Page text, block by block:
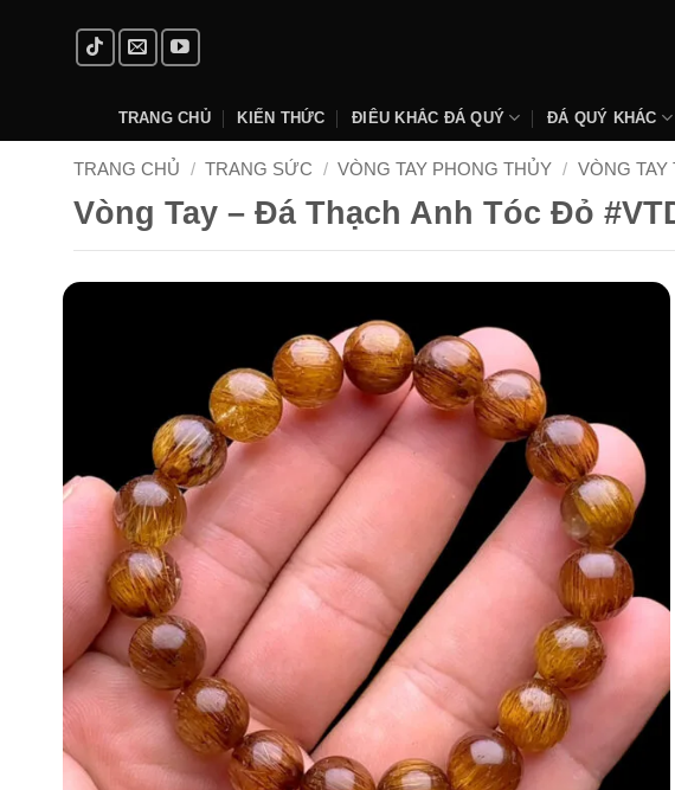
TRANG CHỦ KIẾN THỨC ĐIÊU KHẮC ĐÁ QUÝ ĐÁ QUÝ KHÁC
TRANG CHỦ / TRANG SỨC / VÒNG TAY PHONG THỦY / VÒNG TAY
Vòng Tay – Đá Thạch Anh Tóc Đỏ